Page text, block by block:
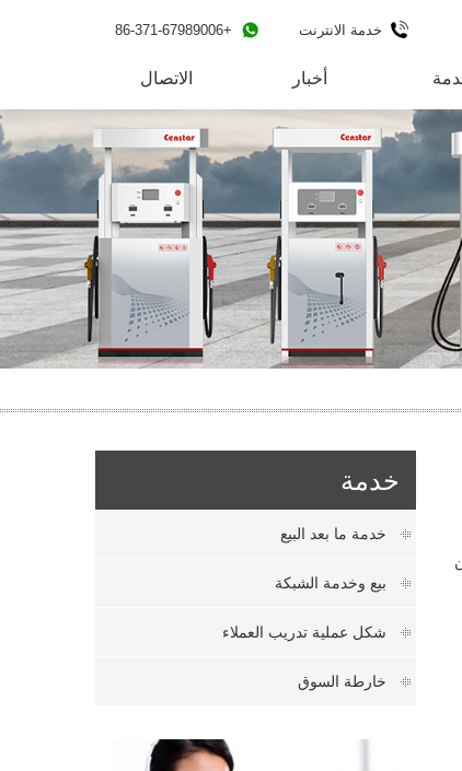
+86-371-67989006 خدمة الانترنت
أخبار الاتصال
خدمة
خدمة ما بعد البيع
بيع وخدمة الشبكة
شكل عملية تدريب العملاء
خارطة السوق
من